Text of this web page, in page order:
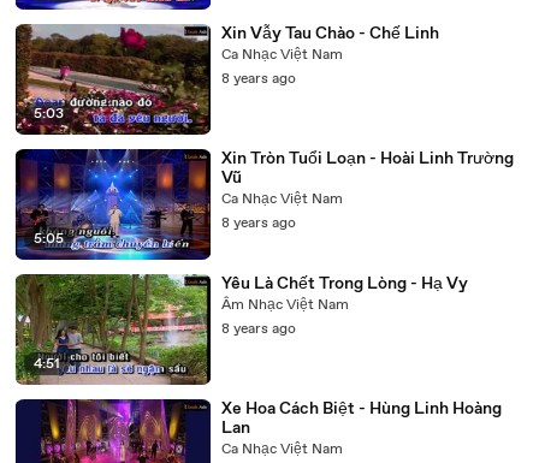
5:03
Xin Vẫy Tau Chào - Chế Linh
Ca Nhạc Việt Nam
8 years ago
5:05
Xin Tròn Tuổi Loạn - Hoài Linh Trường
Vũ
Ca Nhạc Việt Nam
8 years ago
4:51
Yêu Là Chết Trong Lòng - Hạ Vy
Âm Nhạc Việt Nam
8 years ago
Xe Hoa Cách Biệt - Hùng Linh Hoàng
Lan
Ca Nhạc Việt Nam